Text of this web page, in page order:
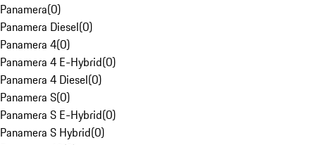
Panamera(0)
Panamera Diesel(0)
Panamera 4(0)
Panamera 4 E-Hybrid(0)
Panamera 4 Diesel(0)
Panamera S(0)
Panamera S E-Hybrid(0)
Panamera S Hybrid(0)